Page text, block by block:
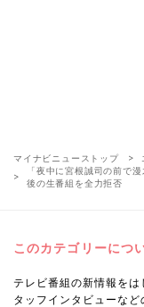
マイナビニューストップ
「夜中に宮根誠司の前で
後の生番組を全力拒否
このカテゴリーにつ
テレビ番組の新情報を
タッフインタビューなど